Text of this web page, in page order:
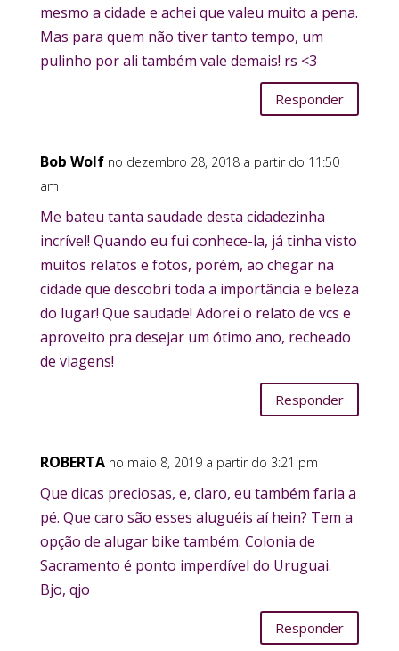
mesmo a cidade e achei que valeu muito a pena.
Mas para quem não tiver tanto tempo, um
pulinho por ali também vale demais! rs <3
Responder
Bob Wolf no dezembro 28, 2018 a partir do 11:50
am
Me bateu tanta saudade desta cidadezinha
incrível! Quando eu fui conhece-la, já tinha visto
muitos relatos e fotos, porém, ao chegar na
cidade que descobri toda a importância e beleza
do lugar! Que saudade! Adorei o relato de vcs e
aproveito pra desejar um ótimo ano, recheado
de viagens!
Responder
ROBERTA no maio 8, 2019 a partir do 3:21 pm
Que dicas preciosas, e, claro, eu também faria a
pé. Que caro são esses aluguéis aí hein? Tem a
opção de alugar bike também. Colonia de
Sacramento é ponto imperdível do Uruguai.
Bjo, qjo
Responder